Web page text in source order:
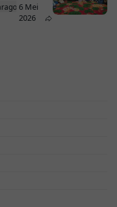
6 Mei
2026